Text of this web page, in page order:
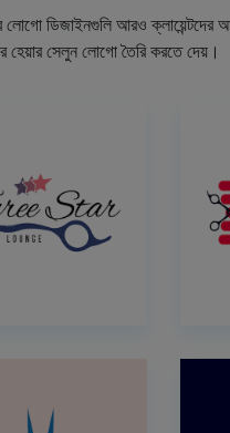
লোগো ডিজাইনগুলি আরও ক্লায়েন্টদের
হেয়ার সেলুন লোগো তৈরি করতে দেয়।